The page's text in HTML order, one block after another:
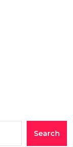
Search